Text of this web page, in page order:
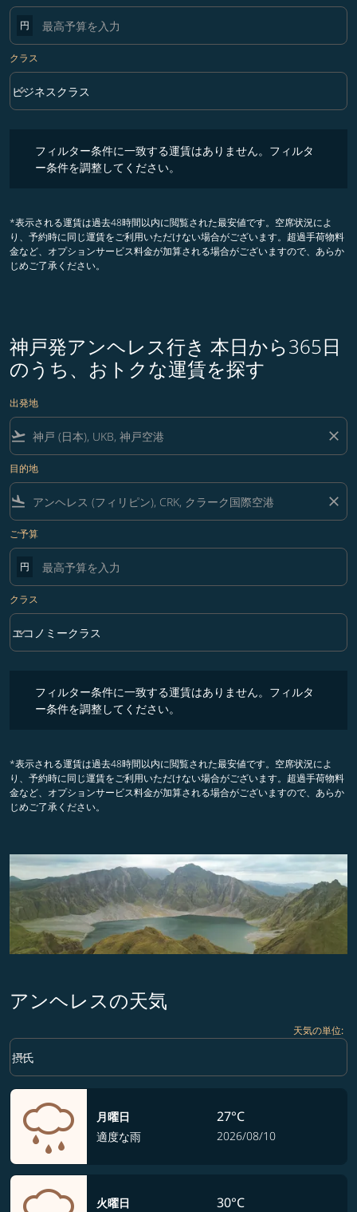
円
クラス
クラス option ビジネスクラス Selected
ビジネスクラス
keyboard_arrow_down
フィルター条件に一致する運賃はありません。フィルタ
ー条件を調整してください。
*表示される運賃は過去48時間以内に閲覧された最安値です。空席状況によ
り、予約時に同じ運賃をご利用いただけない場合がございます。超過手荷物料
金など、オプションサービス料金が加算される場合がございますので、あらか
じめご了承ください。
神戸発アンヘレス行き 本日から365日
のうち、おトクな運賃を探す
出発地
flight_takeoff close
目的地
flight_land close
ご予算
円
クラス
クラス option エコノミークラス Selected
エコノミークラス
keyboard_arrow_down
フィルター条件に一致する運賃はありません。フィルタ
ー条件を調整してください。
*表示される運賃は過去48時間以内に閲覧された最安値です。空席状況によ
り、予約時に同じ運賃をご利用いただけない場合がございます。超過手荷物料
金など、オプションサービス料金が加算される場合がございますので、あらか
じめご了承ください。
アンヘレスの天気
天気の単位:
Weather unit option 摂氏 Selected
摂氏
keyboard_arrow_down
月曜日
適度な雨
27°C
2026/08/10
火曜日 30°C